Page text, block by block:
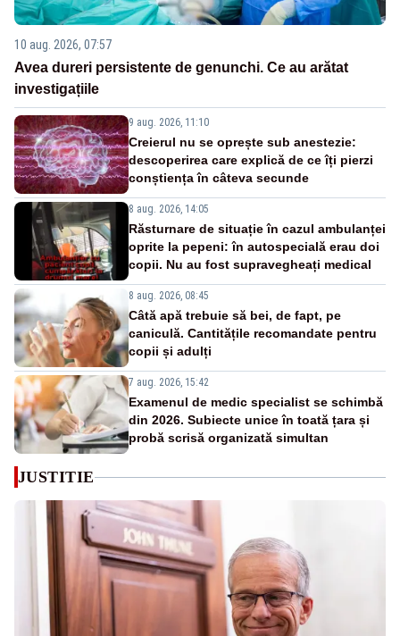
10 aug. 2026, 07:57
Avea dureri persistente de genunchi. Ce au arătat
investigațiile
9 aug. 2026, 11:10
Creierul nu se oprește sub anestezie:
descoperirea care explică de ce îți pierzi
conștiența în câteva secunde
8 aug. 2026, 14:05
Răsturnare de situație în cazul ambulanței
oprite la pepeni: în autospecială erau doi
copii. Nu au fost supravegheați medical
8 aug. 2026, 08:45
Câtă apă trebuie să bei, de fapt, pe
caniculă. Cantitățile recomandate pentru
copii și adulți
7 aug. 2026, 15:42
Examenul de medic specialist se schimbă
din 2026. Subiecte unice în toată țara și
probă scrisă organizată simultan
JUSTITIE